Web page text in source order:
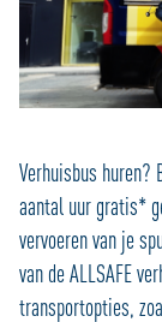
Verhuisbus huren?
aantal uur gratis*
vervoeren van je
van de ALLSAFE
transportopties,